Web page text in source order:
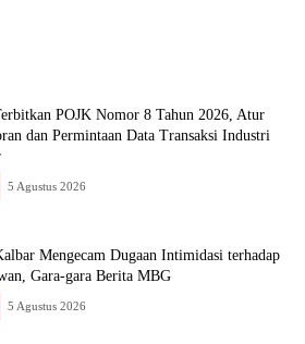
POJK Nomor 8 Tahun 2026, Atur
dan Permintaan Data Transaksi Industri
5 Agustus 2026
Mengecam Dugaan Intimidasi terhadap
Gara-gara Berita MBG
5 Agustus 2026